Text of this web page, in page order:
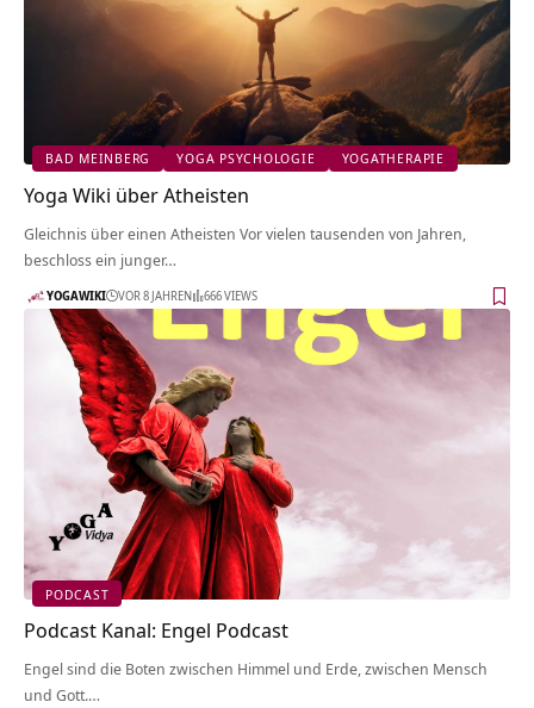
BAD MEINBERG YOGA PSYCHOLOGIE YOGATHERAPIE
Yoga Wiki über Atheisten
Gleichnis über einen Atheisten Vor vielen tausenden von Jahren,
beschloss ein junger…
YOGAWIKI VOR 8 JAHREN 666 VIEWS
PODCAST
Podcast Kanal: Engel Podcast
Engel sind die Boten zwischen Himmel und Erde, zwischen Mensch
und Gott.…